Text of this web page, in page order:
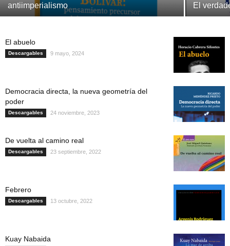
antiimperialismo
El
El abuelo
Descargables 9 mayo, 2024
Democracia directa, la nueva geometría del
poder
Descargables 24 noviembre, 2023
De vuelta al camino real
Descargables 23 septiembre, 2022
Febrero
Descargables 13 octubre, 2022
Kuay Nabaida